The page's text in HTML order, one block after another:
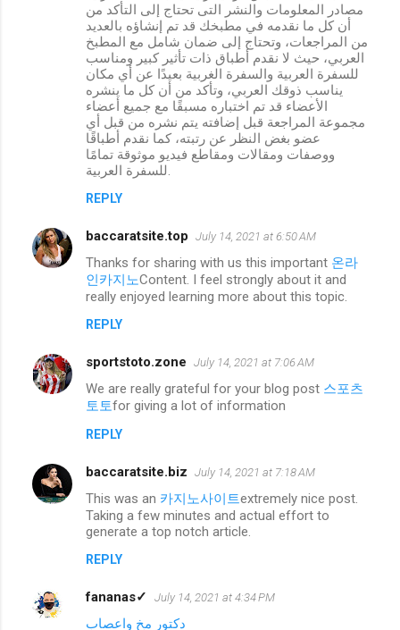
مصادر المعلومات والنشر التى تحتاج إلى التأكد من
أن كل ما نقدمه في مطبخك قد تم إنشاؤه بالعديد
من المراجعات، وتحتاج إلى ضمان شامل مع المطبخ
العربي، حيث لا نقدم أطباق ذات تأثير كبير ومناسب
للسفرة العربية والسفرة الغربية بعيدًا عن أي مكان
يناسب ذوقك العربي، وتأكد من أن كل ما ينشره
الأعضاء قد تم اختباره مسبقًا مع جميع أعضاء
مجموعة المراجعة قبل إضافته يتم نشره من قبل أي
عضو بغض النظر عن رتبته، كما نقدم أطباقًا
ووصفات ومقالات ومقاطع فيديو موثوقة تمامًا
REPLY
baccaratsite.top July 14, 2021 at 6:50 AM
Thanks for sharing with us this important 온라
인카지노Content. I feel strongly about it and
really enjoyed learning more about this topic.
REPLY
sportstoto.zone July 14, 2021 at 7:06 AM
We are really grateful for your blog post 스포츠
토토for giving a lot of information
REPLY
baccaratsite.biz July 14, 2021 at 7:18 AM
This was an 카지노사이트extremely nice post.
Taking a few minutes and actual effort to
generate a top notch article.
REPLY
fananas✓ July 14, 2021 at 4:34 PM
دكتور مخ واعصاب